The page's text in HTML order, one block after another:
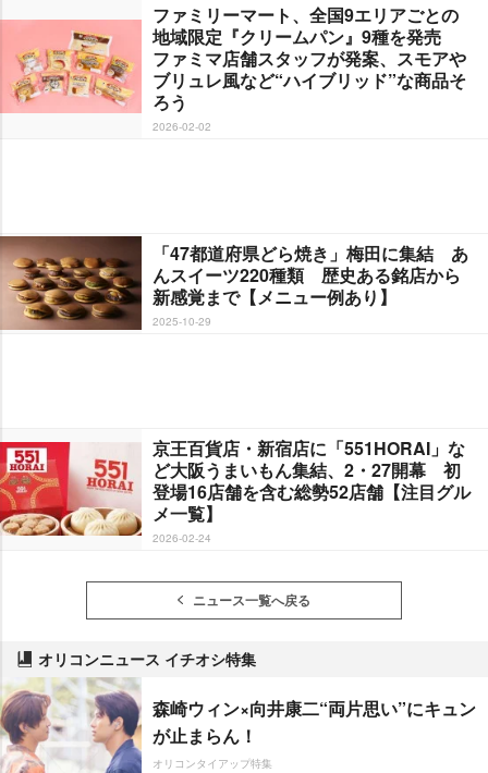
ファミリーマート、全国9エリアごとの
地域限定『クリームパン』9種を発売
ファミマ店舗スタッフが発案、スモア
ブリュレ風など“ハイブリッド”な商品そ
ろう
2026-02-02
「47都道府県どら焼き」梅田に集結 あ
んスイーツ220種類 歴史ある銘店から
新感覚まで【メニュー例あり】
2025-10-29
京王百貨店・新宿店に「551HORAI」な
ど大阪うまいもん集結、2・27開幕 初
登場16店舗を含む総勢52店舗【注目グル
メ一覧】
2026-02-24
ニュース一覧へ戻る
オリコンニュース イチオシ特集
森崎ウィン×向井康二“両片思い”にキュン
が止まらん！
オリコンタイアップ特集